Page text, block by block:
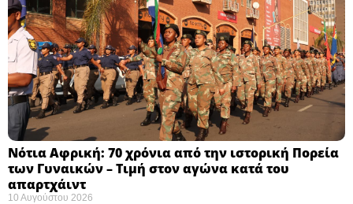
Νότια Αφρική: 70 χρόνια από την ιστορική Πορεία
των Γυναικών – Τιμή στον αγώνα κατά του
απαρτχάιντ ​
10 Αυγούστου 2026